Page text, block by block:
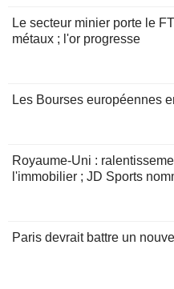
Le secteur minier porte le
métaux ; l'or progresse
Les Bourses européennes
Royaume-Uni :
l'immobilier ; JD Sports
Paris devrait battre un